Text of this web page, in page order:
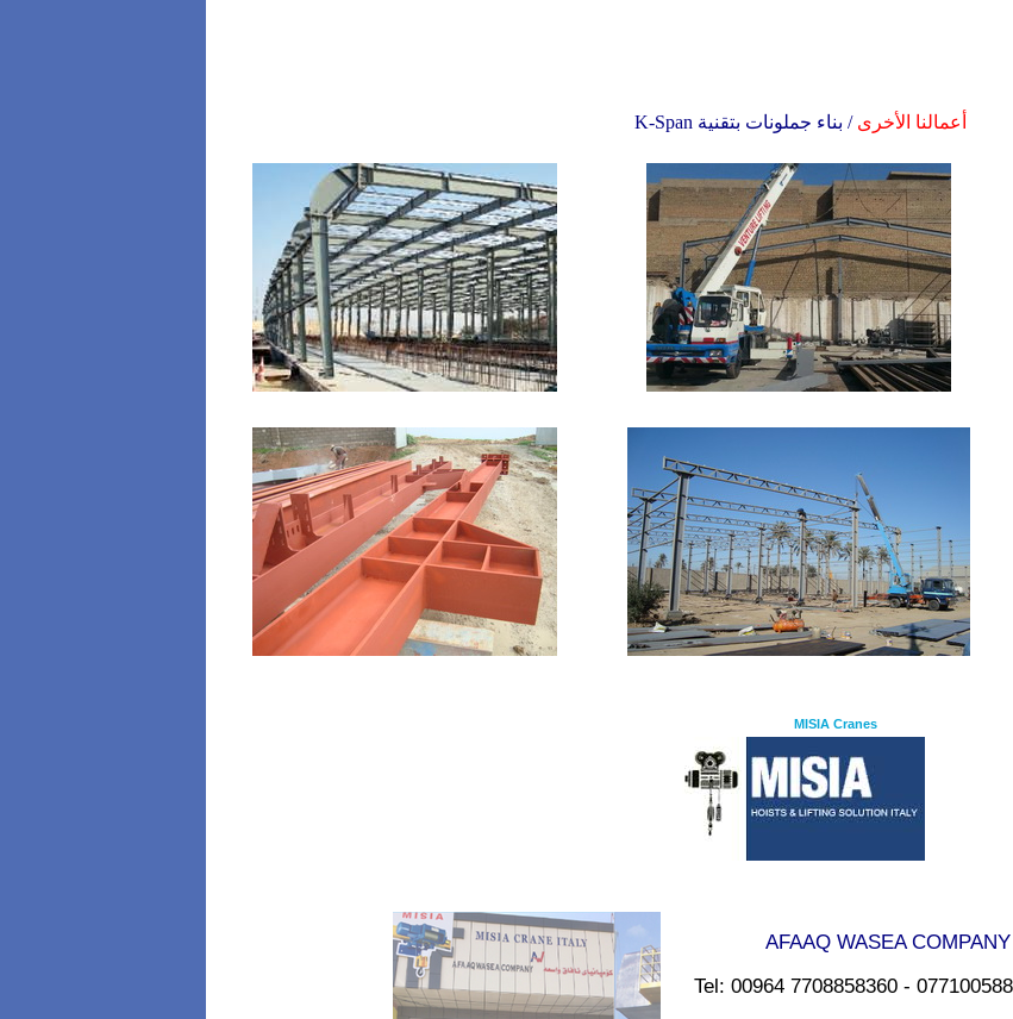
أعمالنا الأخرى / بناء جملونات بتقنية K-Span
MISIA Cranes
AFAAQ WASEA COMPANY
Tel: 00964 7708858360 -